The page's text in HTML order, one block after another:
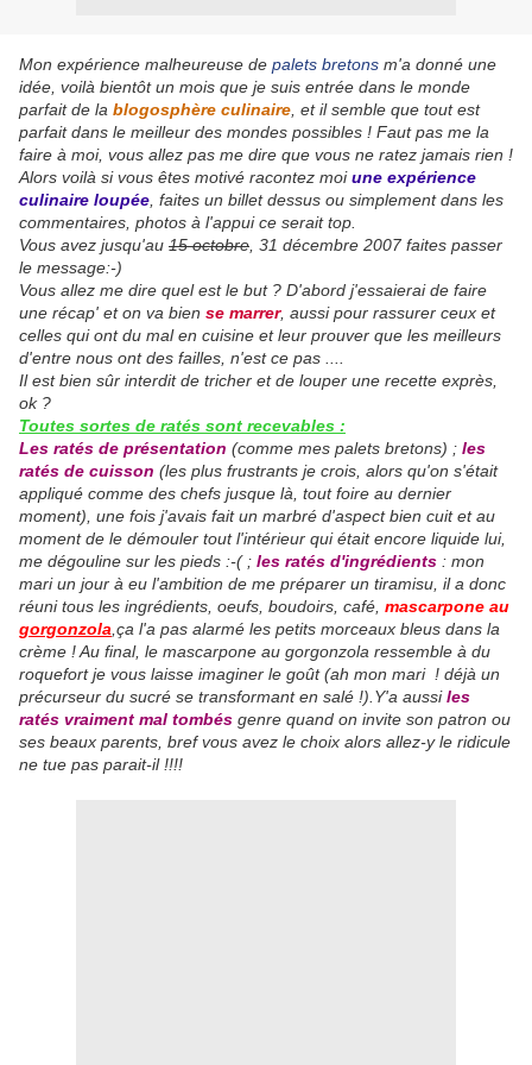
Mon expérience malheureuse de palets bretons m'a donné une
idée, voilà bientôt un mois que je suis entrée dans le monde
parfait de la blogosphère culinaire , et il semble que tout est
parfait dans le meilleur des mondes possibles ! Faut pas me la
faire à moi, vous allez pas me dire que vous ne ratez jamais rien !
Alors voilà si vous êtes motivé racontez moiune expérience
culinaire loupée , faites un billet dessus ou simplement dans les
commentaires, photos à l'appui ce serait top.
Vous avez jusqu'au 15 octobre , 31 décembre 2007 faites passer
le message:-)
Vous allez me dire quel est le but ? D'abord j'essaierai de faire
une récap' et on va bien se marrer, aussi pour rassurer ceux et
celles qui ont du mal en cuisine et leur prouver que les meilleurs
d'entre nous ont des failles, n'est ce pas ....
Il est bien sûr interdit de tricher et de louper une recette exprès,
ok ?
Toutes sortes de ratés sont recevables :
Les ratés de présentation (comme mes palets bretons) ; les
ratés de cuisson (les plus frustrants je crois, alors qu'on s'était
appliqué comme des chefs jusque là, tout foire au dernier
moment), une fois j'avais fait un marbré d'aspect bien cuit et au
moment de le démouler tout l'intérieur qui était encore liquide lui,
me dégouline sur les pieds :-( ; les ratés d'ingrédients : mon
mari un jour à eu l'ambition de me préparer un tiramisu, il a donc
réuni tous les ingrédients, oeufs, boudoirs, café, mascarpone au
gorgonzola ,ça l'a pas alarmé les petits morceaux bleus dans la
crème ! Au final, le mascarpone au gorgonzola ressemble à du
roquefort je vous laisse imaginer le goût (ah mon mari ! déjà un
précurseur du sucré se transformant en salé !).Y'a aussiles
ratés vraiment mal tombés genre quand on invite son patron ou
ses beaux parents, bref vous avez le choix alors allez-y le ridicule
ne tue pas parait-il !!!!